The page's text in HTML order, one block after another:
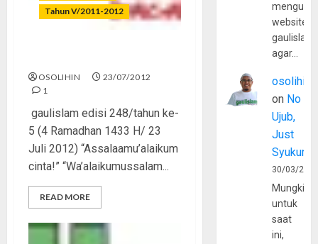
Tahun V/2011-2012
OSOLIHIN
23/07/2012
1
gaulislam edisi 248/tahun ke-
5 (4 Ramadhan 1433 H/ 23
Juli 2012) “Assalaamu’alaikum
cinta!” “Wa’alaikumussalam...
READ MORE
website
agar…
osolihin
on No
Ujub,
Just
Syukur
30/03/
Mungkin
untuk
saat
ini,